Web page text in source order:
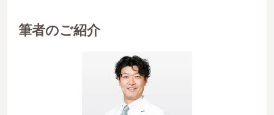
筆者のご紹介